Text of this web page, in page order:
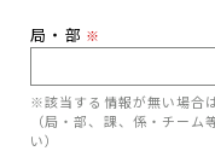
局・部 ※
※該当する情報が無い場合
（局・部、課、係・チー
い）